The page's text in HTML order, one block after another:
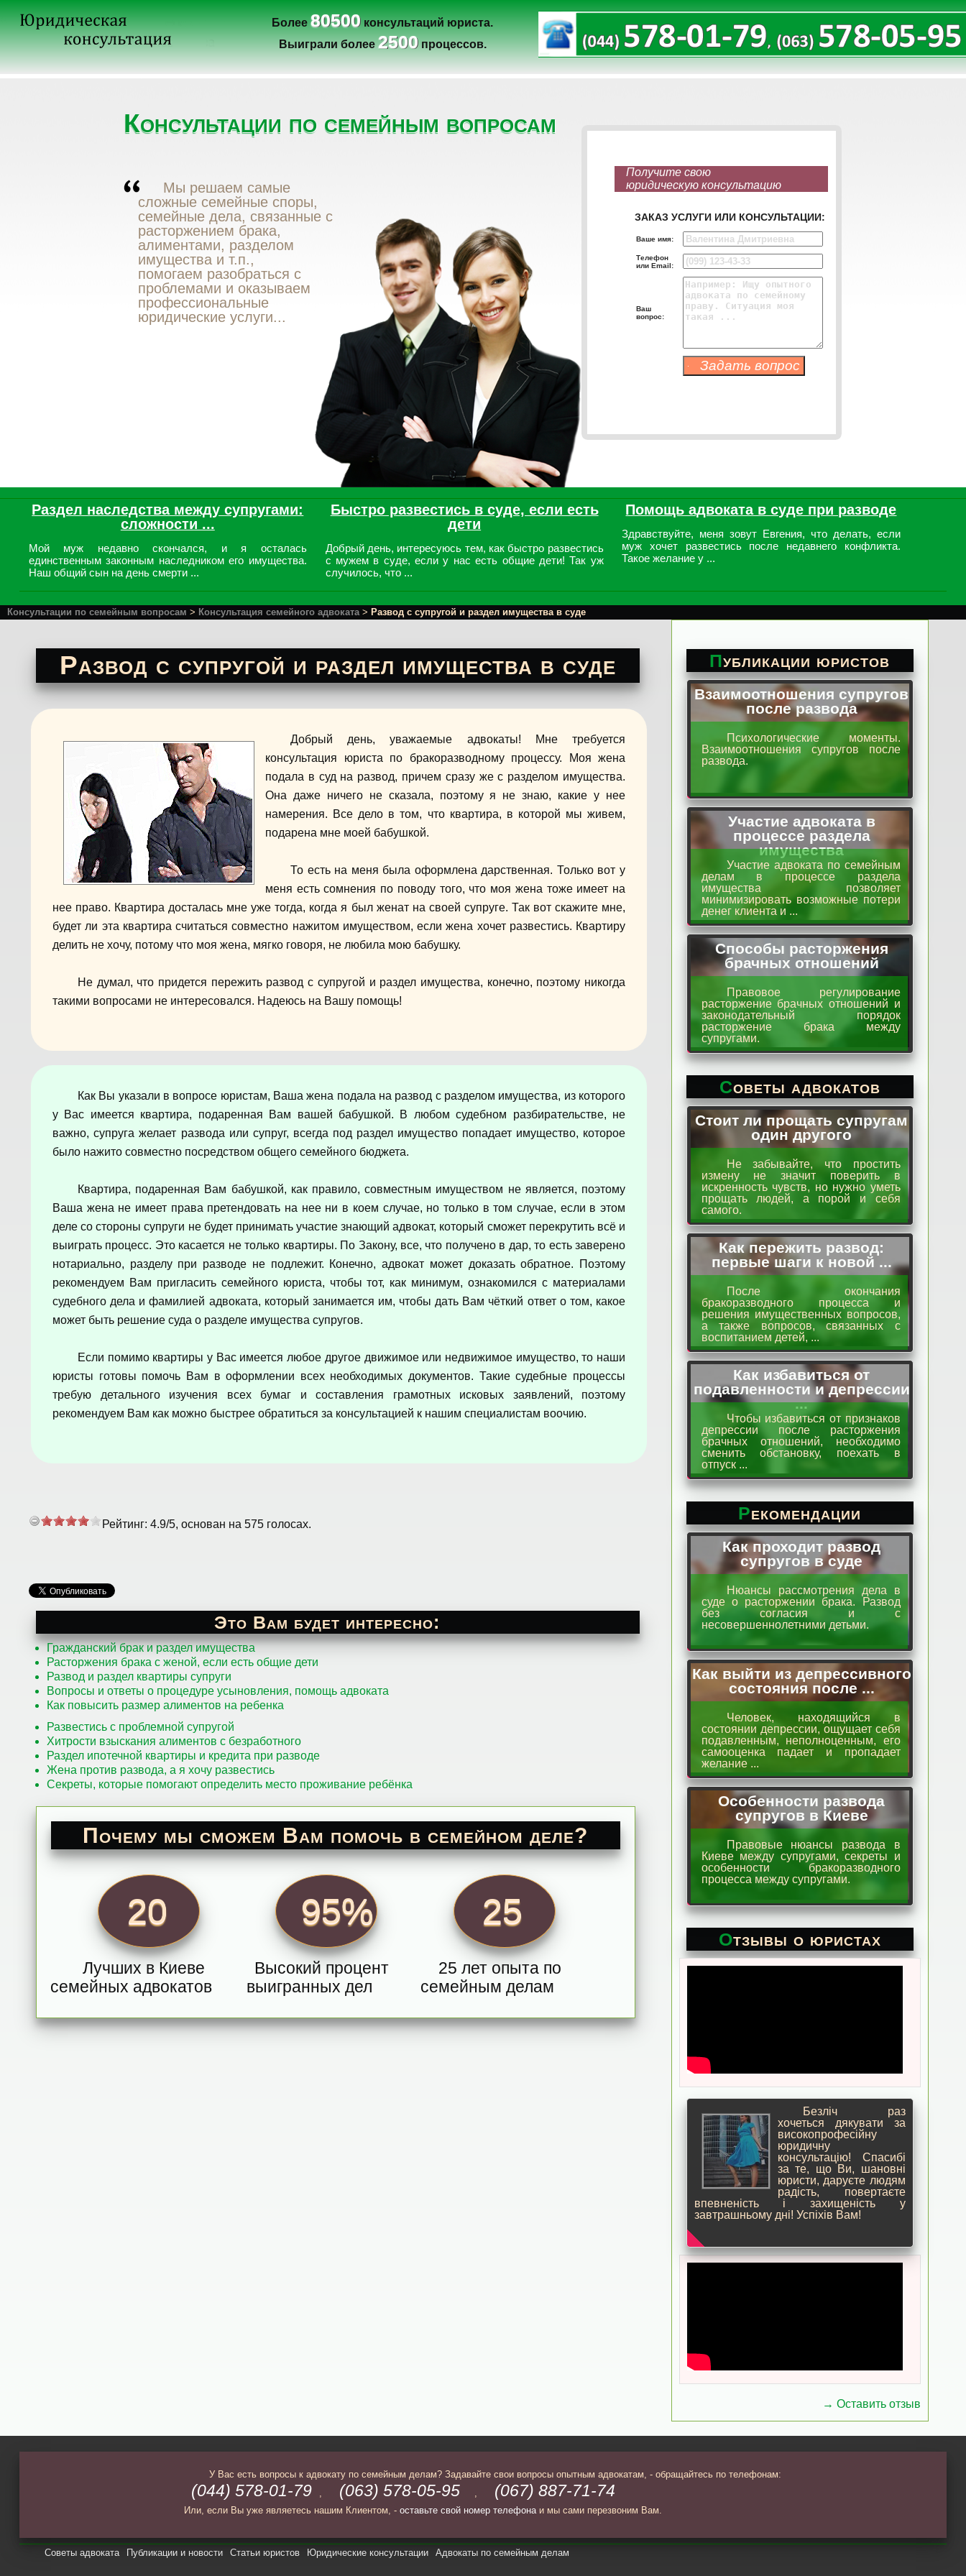
Более80500консультаций юриста.
Выиграли более2500процессов.
Консультации по семейным вопросам
Мы решаем самые
сложные семейные споры,
семейные дела, связанные с
расторжением брака,
алиментами, разделом
имущества и т.п.,
помогаем разобраться с
проблемами и оказываем
профессиональные
юридические услуги...
Раздел наследства между супругами:
сложности ...
Мой муж недавно скончался, и я осталась
единственным законным наследником его имущества.
Наш общий сын на день смерти ...
Быстро развестись в суде, если есть
дети
Добрый день, интересуюсь тем, как быстро развестись
с мужем в суде, если у нас есть общие дети! Так уж
случилось, что ...
Помощь адвоката в суде при разводе
Здравствуйте, меня зовут Евгения, что делать, если
муж хочет развестись после недавнего конфликта.
Такое желание у ...
Консультации по семейным вопросам > Консультация семейного адвоката> Развод с супругой и раздел имущества в суде
Развод с супругой и раздел имущества в суде
Добрый день, уважаемые адвокаты! Мне требуется
консультация юриста по бракоразводному процессу. Моя жена
подала в суд на развод, причем сразу же с разделом имущества.
Она даже ничего не сказала, поэтому я не знаю, какие у нее
намерения. Все дело в том, что квартира, в которой мы живем,
подарена мне моей бабушкой.
То есть на меня была оформлена дарственная. Только вот у
меня есть сомнения по поводу того, что моя жена тоже имеет на
нее право. Квартира досталась мне уже тогда, когда я был женат на своей супруге. Так вот скажите мне,
будет ли эта квартира считаться совместно нажитом имуществом, если жена хочет развестись. Квартиру
делить не хочу, потому что моя жена, мягко говоря, не любила мою бабушку.
Не думал, что придется пережить развод с супругой и раздел имущества, конечно, поэтому никогда
такими вопросами не интересовался. Надеюсь на Вашу помощь!
Как Вы указали в вопросе юристам, Ваша жена подала на развод с разделом имущества, из которого
у Вас имеется квартира, подаренная Вам вашей бабушкой. В любом судебном разбирательстве, не
важно, супруга желает развода или супруг, всегда под раздел имущество попадает имущество, которое
было нажито совместно посредством общего семейного бюджета.
Квартира, подаренная Вам бабушкой, как правило, совместным имуществом не является, поэтому
Ваша жена не имеет права претендовать на нее ни в коем случае, но только в том случае, если в этом
деле со стороны супруги не будет принимать участие знающий адвокат, который сможет перекрутить всё и
выиграть процесс. Это касается не только квартиры. По Закону, все, что получено в дар, то есть заверено
нотариально, разделу при разводе не подлежит. Конечно, адвокат может доказать обратное. Поэтому
рекомендуем Вам пригласить семейного юриста, чтобы тот, как минимум, ознакомился с материалами
судебного дела и фамилией адвоката, который занимается им, чтобы дать Вам чёткий ответ о том, какое
может быть решение суда о разделе имущества супругов.
Если помимо квартиры у Вас имеется любое другое движимое или недвижимое имущество, то наши
юристы готовы помочь Вам в оформлении всех необходимых документов. Такие судебные процессы
требую детального изучения всех бумаг и составления грамотных исковых заявлений, поэтому
рекомендуем Вам как можно быстрее обратиться за консультацией к нашим специалистам воочию.
Рейтинг: 4.9/5, основан на 575 голосах.
Это Вам будет интересно:
Гражданский брак и раздел имущества
Расторжения брака с женой, если есть общие дети
Развод и раздел квартиры супруги
Вопросы и ответы о процедуре усыновления, помощь адвоката
Как повысить размер алиментов на ребенка
Развестись с проблемной супругой
Хитрости взыскания алиментов с безработного
Раздел ипотечной квартиры и кредита при разводе
Жена против развода, а я хочу развестись
Секреты, которые помогают определить место проживание ребёнка
Почему мы сможем Вам помочь в семейном деле?
20
Лучших в Киеве
семейных адвокатов
95%
Высокий процент
выигранных дел
25
25 лет опыта по
семейным делам
Публикации юристов
Взаимоотношения супругов
после развода
Психологические моменты.
Взаимоотношения супругов после
развода.
Участие адвоката в
процессе раздела
имущества
Участие адвоката по семейным
делам в процессе раздела
имущества позволяет
минимизировать возможные потери
денег клиента и ...
Способы расторжения
брачных отношений
Правовое регулирование
расторжение брачных отношений и
законодательный порядок
расторжение брака между
супругами.
Советы адвокатов
Стоит ли прощать супругам
один другого
Не забывайте, что простить
измену не значит поверить в
искренность чувств, но нужно уметь
прощать людей, а порой и себя
самого.
Как пережить развод:
первые шаги к новой ...
После окончания
бракоразводного процесса и
решения имущественных вопросов,
а также вопросов, связанных с
воспитанием детей, ...
Как избавиться от
подавленности и депрессии
...
Чтобы избавиться от признаков
депрессии после расторжения
брачных отношений, необходимо
сменить обстановку, поехать в
отпуск ...
Рекомендации
Как проходит развод
супругов в суде
Нюансы рассмотрения дела в
суде о расторжении брака. Развод
без согласия и с
несовершеннолетними детьми.
Как выйти из депрессивного
состояния после ...
Человек, находящийся в
состоянии депрессии, ощущает себя
подавленным, неполноценным, его
самооценка падает и пропадает
желание ...
Особенности развода
супругов в Киеве
Правовые нюансы развода в
Киеве между супругами, секреты и
особенности бракоразводного
процесса между супругами.
Отзывы о юристах
Безліч раз
хочеться дякувати за
високопрофесійну
юридичну
консультацію! Спасибі
за те, що Ви, шановні
юристи, даруєте людям
радість, повертаєте
впевненість і захищеність у
завтрашньому дні! Успіхів Вам!
→ Оставить отзыв
У Вас есть вопросы к адвокату по семейным делам? Задавайте свои вопросы опытным адвокатам, - обращайтесь по телефонам:
(044) 578-01-79 , (063) 578-05-95 , (067) 887-71-74
Или, если Вы уже являетесь нашим Клиентом, -оставьте свой номер телефонаи мы сами перезвоним Вам.
Советы адвоката Публикации и новости Статьи юристов Юридические консультации Адвокаты по семейным делам